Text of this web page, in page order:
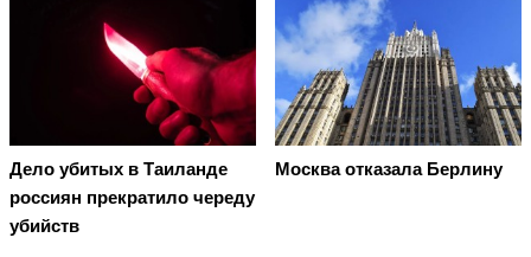
Дело убитых в Таиланде
россиян прекратило череду
убийств
Москва отказала Берлину